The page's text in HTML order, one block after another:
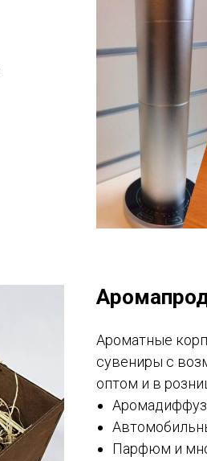
Ароматные
сувениры с
оптом и в
Парфюм и